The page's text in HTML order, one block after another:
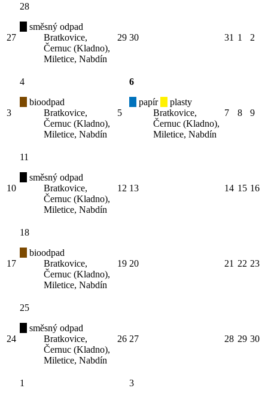
27
28
směsný odpad
Bratkovice,
Černuc (Kladno),
Miletice, Nabdín
29 30 31 1 2
3
4
bioodpad
Bratkovice,
Černuc (Kladno),
Miletice, Nabdín
5
6
papír
plasty
Bratkovice,
Černuc (Kladno),
Miletice, Nabdín
7 8 9
10
11
směsný odpad
Bratkovice,
Černuc (Kladno),
Miletice, Nabdín
12 13 14 15 16
17
18
bioodpad
Bratkovice,
Černuc (Kladno),
Miletice, Nabdín
19 20 21 22 23
24
25
směsný odpad
Bratkovice,
Černuc (Kladno),
Miletice, Nabdín
26 27 28 29 30
1
3